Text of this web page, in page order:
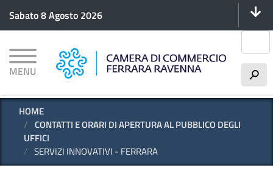
principale
Sabato 8 Agosto 2026
MENU h
HOME
CONTATTI E ORARI DI APERTURA AL PUBBLICO DEGLI
UFFICI
SERVIZI INNOVATIVI - FERRARA